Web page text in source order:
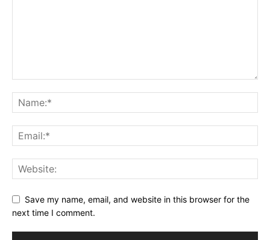
Save my name, email, and website in this browser for the
next time I comment.